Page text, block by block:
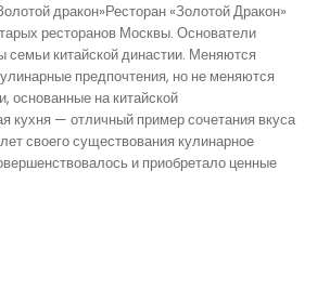
дракон»Ресторан «Золотой Дракон»
ресторанов Москвы. Основатели
китайской династии. Меняются
предпочтения, но не меняются
основанные на китайской
кухня — отличный пример сочетания вкуса
своего существования кулинарное
и приобретало ценные